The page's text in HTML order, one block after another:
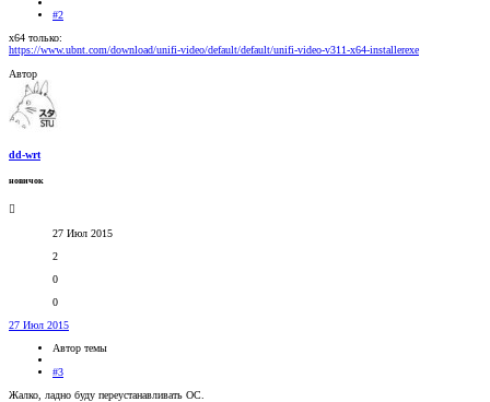
#2
x64 только:
https://www.ubnt.com/download/unifi-video/default/default/unifi-video-v311-x64-installerexe
Автор
dd-wrt
новичок
27 Июл 2015
2
0
0
27 Июл 2015
Автор темы
#3
Жалко, ладно буду переустанавливать ОС.